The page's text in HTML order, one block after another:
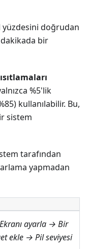
yüzdesini doğrudan
bir
%5'lik
kullanılabilir. Bu,
sistem
tarafından
yapmadan
ayarla → Bir
ekle → Pil seviyesi